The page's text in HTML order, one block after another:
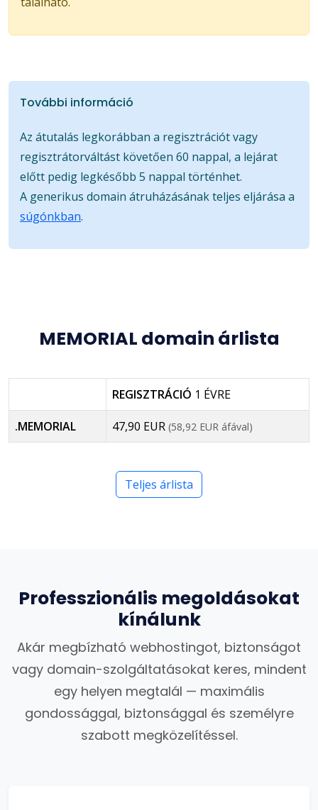
További információ
Az átutalás legkorábban a regisztrációt vagy
regisztrátorváltást követően 60 nappal, a lejárat
előtt pedig legkésőbb 5 nappal történhet.
A generikus domain átruházásának teljes eljárása a
súgónkban.
MEMORIAL domain árlista
REGISZTRÁCIÓ 1 ÉVRE
.MEMORIAL 47,90 EUR (58,92 EUR áfával)
Teljes árlista
Professzionális megoldásokat
kínálunk
Akár megbízható webhostingot, biztonságot
vagy domain-szolgáltatásokat keres, mindent
egy helyen megtalál — maximális
gondossággal, biztonsággal és személyre
szabott megközelítéssel.